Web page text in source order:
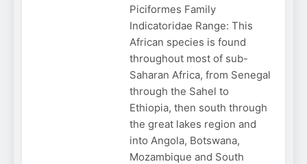
Piciformes Family
Indicatoridae Range: This
African species is found
throughout most of sub-
Saharan Africa, from Senegal
through the Sahel to
Ethiopia, then south through
the great lakes region and
into Angola, Botswana,
Mozambique and South